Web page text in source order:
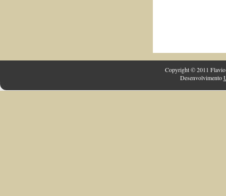
Copyright © 2011 Flavio
Desenvolvimento